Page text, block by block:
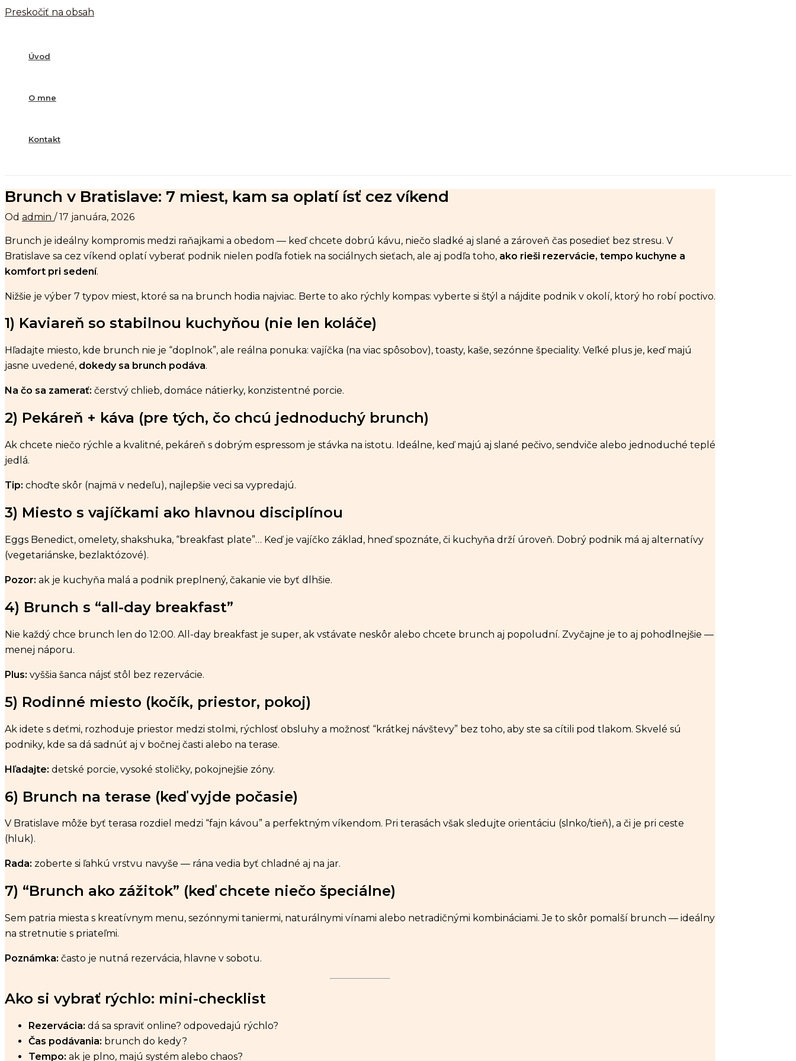
Preskočiť na obsah
Úvod
O mne
Kontakt
Brunch v Bratislave: 7 miest, kam sa oplatí ísť cez víkend
Od admin /17 januára, 2026
Brunch je ideálny kompromis medzi raňajkami a obedom — keď chcete dobrú kávu, niečo sladké aj slané a zároveň čas posedieť bez stresu. V
Bratislave sa cez víkend oplatí vyberať podnik nielen podľa fotiek na sociálnych sieťach, ale aj podľa toho, ako rieši rezervácie, tempo kuchyne a
komfort pri sedení.
Nižšie je výber 7 typov miest, ktoré sa na brunch hodia najviac. Berte to ako rýchly kompas: vyberte si štýl a nájdite podnik v okolí, ktorý ho robí poctivo.
1) Kaviareň so stabilnou kuchyňou (nie len koláče)
Hľadajte miesto, kde brunch nie je “doplnok”, ale reálna ponuka: vajíčka (na viac spôsobov), toasty, kaše, sezónne špeciality. Veľké plus je, keď majú
jasne uvedené, dokedy sa brunch podáva.
Na čo sa zamerať: čerstvý chlieb, domáce nátierky, konzistentné porcie.
2) Pekáreň + káva (pre tých, čo chcú jednoduchý brunch)
Ak chcete niečo rýchle a kvalitné, pekáreň s dobrým espressom je stávka na istotu. Ideálne, keď majú aj slané pečivo, sendviče alebo jednoduché teplé
jedlá.
Tip: choďte skôr (najmä v nedeľu), najlepšie veci sa vypredajú.
3) Miesto s vajíčkami ako hlavnou disciplínou
Eggs Benedict, omelety, shakshuka, “breakfast plate”… Keď je vajíčko základ, hneď spoznáte, či kuchyňa drží úroveň. Dobrý podnik má aj alternatívy
(vegetariánske, bezlaktózové).
Pozor: ak je kuchyňa malá a podnik preplnený, čakanie vie byť dlhšie.
4) Brunch s “all-day breakfast”
Nie každý chce brunch len do 12:00. All-day breakfast je super, ak vstávate neskôr alebo chcete brunch aj popoludní. Zvyčajne je to aj pohodlnejšie —
menej náporu.
Plus: vyššia šanca nájsť stôl bez rezervácie.
5) Rodinné miesto (kočík, priestor, pokoj)
Ak idete s deťmi, rozhoduje priestor medzi stolmi, rýchlosť obsluhy a možnosť “krátkej návštevy” bez toho, aby ste sa cítili pod tlakom. Skvelé sú
podniky, kde sa dá sadnúť aj v bočnej časti alebo na terase.
Hľadajte: detské porcie, vysoké stoličky, pokojnejšie zóny.
6) Brunch na terase (keď vyjde počasie)
V Bratislave môže byť terasa rozdiel medzi “fajn kávou” a perfektným víkendom. Pri terasách však sledujte orientáciu (slnko/tieň), a či je pri ceste
(hluk).
Rada: zoberte si ľahkú vrstvu navyše — rána vedia byť chladné aj na jar.
7) “Brunch ako zážitok” (keď chcete niečo špeciálne)
Sem patria miesta s kreatívnym menu, sezónnymi taniermi, naturálnymi vínami alebo netradičnými kombináciami. Je to skôr pomalší brunch — ideálny
na stretnutie s priateľmi.
Poznámka: často je nutná rezervácia, hlavne v sobotu.
Ako si vybrať rýchlo: mini-checklist
Rezervácia: dá sa spraviť online? odpovedajú rýchlo?
Čas podávania: brunch do kedy?
Tempo: ak je plno, majú systém alebo chaos?